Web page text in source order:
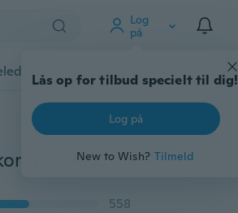
Log
på
Lås op for tilbud specielt til dig!
Log på
New to Wish? Tilmeld
Gadgets Værktøj
Vintage 30cm Ni-spidset stjerne papir hængende dekoration til Kids Room Party Classroom
558